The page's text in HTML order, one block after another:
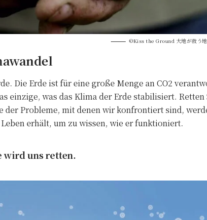
©Kiss the Ground 大地が救う
Die Erde ist für eine große Menge an CO2
einzige, was das Klima der Erde stabilisiert. Retten
der Probleme, mit denen wir konfrontiert sind,
erhält, um zu wissen, wie er funktioniert.
wird uns retten.